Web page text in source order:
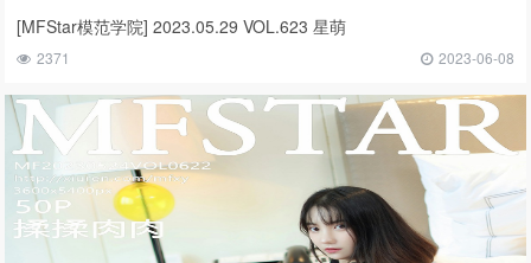
[MFStar模范学院] 2023.05.29 VOL.623 星萌
2371 2023-06-08